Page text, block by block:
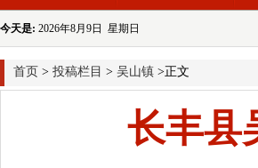
今天是: 2026年8月9日 星期日
首页 > 投稿栏目 > 吴山镇 >正文
长丰县